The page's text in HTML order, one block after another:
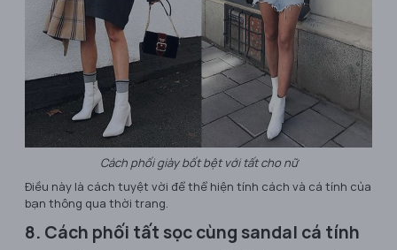
Cách phối giày bốt bệt với tất cho nữ
Điều này là cách tuyệt vời để thể hiện tính cách và cá tính của
bạn thông qua thời trang.
8. Cách phối tất sọc cùng sandal cá tính